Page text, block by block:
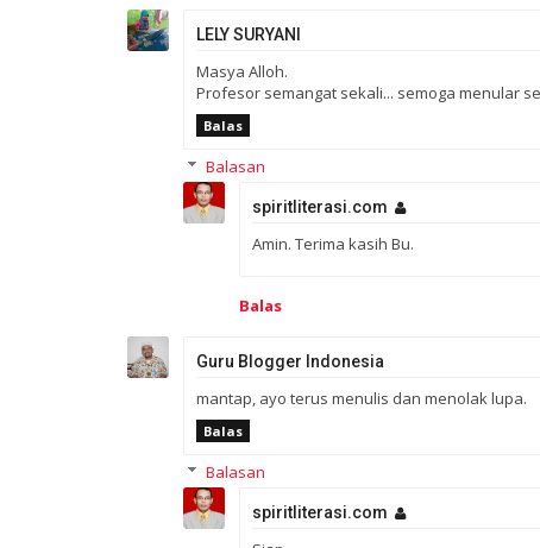
LELY SURYANI
Masya Alloh.
Profesor semangat sekali... semoga menular
Balas
Balasan
spiritliterasi.com
Amin. Terima kasih Bu.
Balas
Guru Blogger Indonesia
mantap, ayo terus menulis dan menolak lupa.
Balas
Balasan
spiritliterasi.com